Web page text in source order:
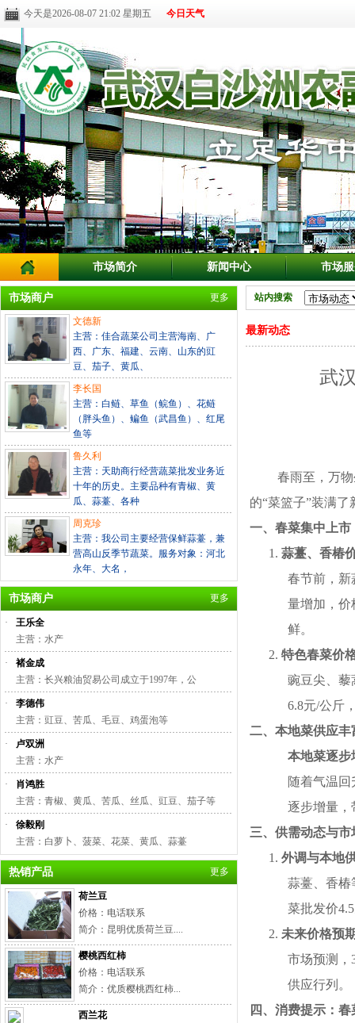
今天是2026-08-07 21:02 星期五 今日天气
市场简介 新闻中心 市场
市场商户 更多
文德新
主营：佳合蔬菜公司主营海南、广
西、广东、福建、云南、山东的豇
豆、茄子、黄瓜、
李长国
主营：白鲢、草鱼（鲩鱼）、花鲢
（胖头鱼）、鳊鱼（武昌鱼）、红尾
鱼等
鲁久利
主营：天助商行经营蔬菜批发业务近
十年的历史。主要品种有青椒、黄
瓜、蒜薹、各种
周克珍
主营：我公司主要经营保鲜蒜薹，兼
营高山反季节蔬菜。服务对象：河北
永年、大名，
市场商户 更多
·
王乐全
主营：水产
·
褚金成
主营：长兴粮油贸易公司成立于1997年，公
·
李德伟
主营：豇豆、苦瓜、毛豆、鸡蛋泡等
·
卢双洲
主营：水产
·
肖鸿胜
主营：青椒、黄瓜、苦瓜、丝瓜、豇豆、茄子等
·
徐毅刚
主营：白萝卜、菠菜、花菜、黄瓜、蒜薹
热销产品 更多
荷兰豆
价格：电话联系
简介：昆明优质荷兰豆....
樱桃西红柿
价格：电话联系
简介：优质樱桃西红柿...
西兰花
站内搜索
最新动态
武
春雨至，万物
的“菜篮子”装满了
一、春菜集中上
1. 蒜薹、香椿
春节前，新
量增加，价
鲜。
2. 特色春菜价
豌豆尖、藜
6.8元/公斤
二、本地菜供应丰
本地菜逐步
随着气温
逐步增量，
三、供需动态与市
1. 外调与本地
蒜薹、香椿
菜批发价4.5
2. 未来价格预
市场预测，
供应行列。
四、消费提示：